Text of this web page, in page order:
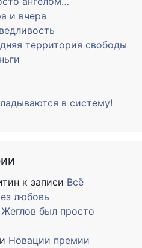
и вчера
территория свободы
в систему!
к записи Всё
любовь
Жеглов был просто
Новации премии